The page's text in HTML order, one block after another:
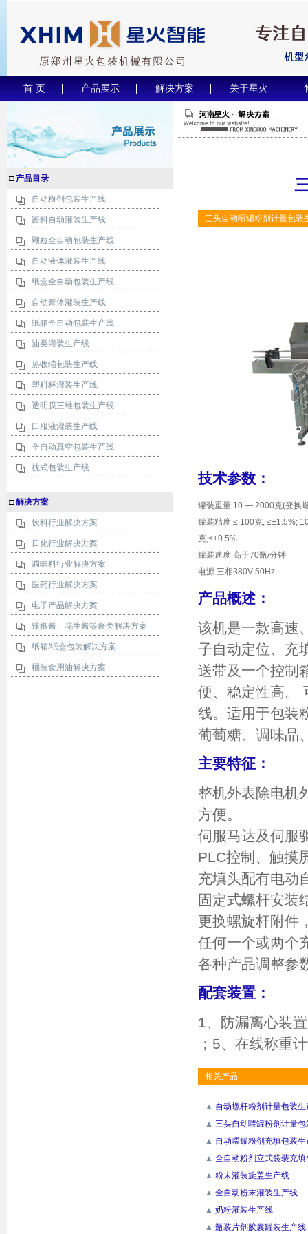
首 页 产品展示 解决方案 关于星火
□ 产品目录
自动粉剂包装生产线
酱料自动灌装生产线
颗粒全自动包装生产线
自动液体灌装生产线
纸盒全自动包装生产线
自动膏体灌装生产线
纸箱全自动包装生产线
油类灌装生产线
热收缩包装生产线
塑料杯灌装生产线
透明膜三维包装生产线
口服液灌装生产线
全自动真空包装生产线
枕式包装生产线
□解决方案
饮料行业解决方案
日化行业解决方案
调味料行业解决方案
医药行业解决方案
电子产品解决方案
辣椒酱、花生酱等酱类解决方案
纸箱/纸盒包装解决方案
桶装食用油解决方案
三头自动喂罐粉剂计量包装
技术参数：
罐装重量 10 — 2000克(变换
罐装精度 ≤ 100克, ≤±1.5%;
克,≤±0.5%
罐装速度 高于70瓶/分钟
电源 三相380V 50Hz
产品概述：
该机是一款高速
子自动定位、充
送带及一个控制
便、稳定性高。
线。适用于包装
葡萄糖、调味品
主要特征：
整机外表除电机
方便。
伺服马达及伺服
PLC控制、触摸
充填头配有电动
固定式螺杆安装
更换螺旋杆附件
任何一个或两个
各种产品调整参
配套装置：
1、防漏离心装
；5、在线称重
相关产品
▲ 自动螺杆粉剂计量包装
▲ 三头自动喂罐粉剂计量包
▲ 自动喂罐粉剂充填包装
▲ 全自动粉剂立式袋装充
▲ 粉末灌装旋盖生产线
▲ 全自动粉末灌装生产线
▲ 奶粉灌装生产线
▲ 瓶装片剂胶囊罐装生产线